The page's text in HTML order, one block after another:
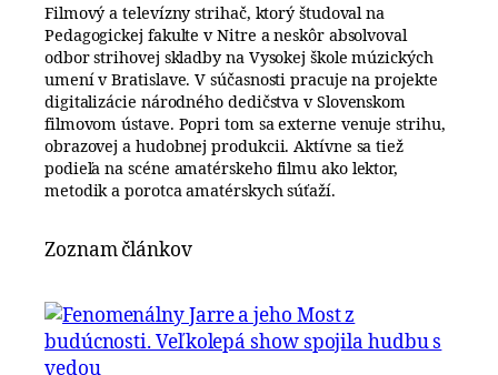
Filmový a televízny strihač, ktorý študoval na
Pedagogickej fakulte v Nitre a neskôr absolvoval
odbor strihovej skladby na Vysokej škole múzických
umení v Bratislave. V súčasnosti pracuje na projekte
digitalizácie národného dedičstva v Slovenskom
filmovom ústave. Popri tom sa externe venuje strihu,
obrazovej a hudobnej produkcii. Aktívne sa tiež
podieľa na scéne amatérskeho filmu ako lektor,
metodik a porotca amatérskych súťaží.
Zoznam článkov